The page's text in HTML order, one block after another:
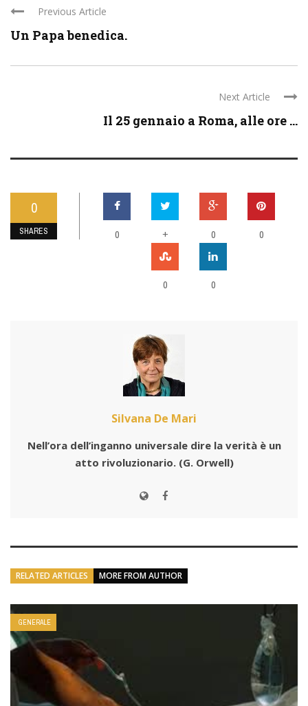
Previous Article
Un Papa benedica.
Next Article
Il 25 gennaio a Roma, alle ore ...
0
SHARES 0 + 0 0
0 0
Silvana De Mari
Nell’ora dell’inganno universale dire la verità è un
atto rivoluzionario. (G. Orwell)
RELATED ARTICLES MORE FROM AUTHOR
GENERALE